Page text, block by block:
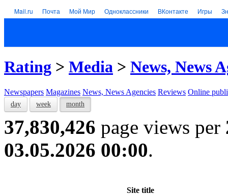
Mail.ru Почта Мой Мир Одноклассники ВКонтакте Игры
Rating > Media > News, News
Newspapers Magazines News, News Agencies Reviews Online
day week month
37,830,426 page views per
03.05.2026 00:00.
Site title